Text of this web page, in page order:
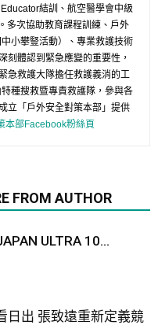
結訓、航空醫學會中級
多次協助教育課程訓練、戶外
小攀豎活動）、專業救護技術
刻體認到緊急應變的重要性，
急救護大隊擔任救護義消的工
種搜救暨專責救護隊，參與各
立「戶外安全對策本部」提供
本部Facebook粉絲頁
FROM AUTHOR
ULTRA 10...
日出 張致遠重新定義競